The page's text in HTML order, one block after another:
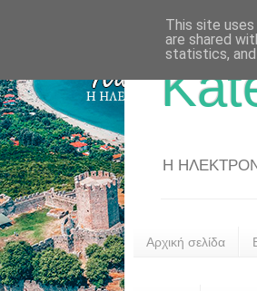
Η
Αρχική σελίδα
This site
are shared
statistics,